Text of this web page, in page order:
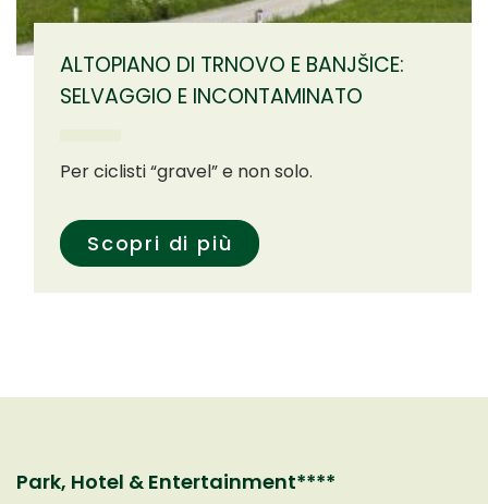
ALTOPIANO DI TRNOVO E BANJŠICE:
SELVAGGIO E INCONTAMINATO
Per ciclisti “gravel” e non solo.
Scopri di più
Park, Hotel & Entertainment****